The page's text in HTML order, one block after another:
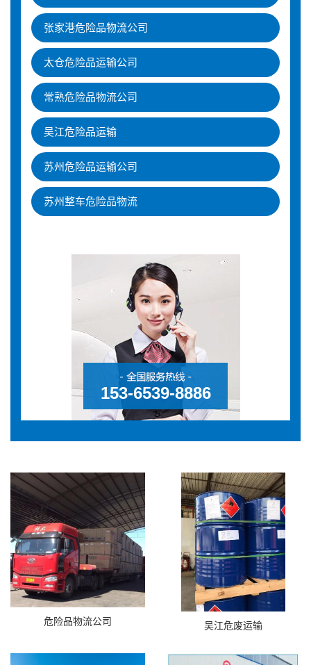
张家港危险品物流公司
太仓危险品运输公司
常熟危险品物流公司
吴江危险品运输
苏州危险品运输公司
苏州整车危险品物流
153-6539-8886
危险品物流公司 吴江危废运输